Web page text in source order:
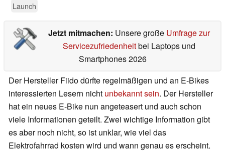
Launch
Jetzt mitmachen: Unsere große Umfrage zur
Servicezufriedenheitbei Laptops und
Smartphones 2026
Der Hersteller Fiido dürfte regelmäßigen und an E-Bikes
interessierten Lesern nicht unbekannt sein. Der Hersteller
hat ein neues E-Bike nun angeteasert und auch schon
viele Informationen geteilt. Zwei wichtige Information gibt
es aber noch nicht, so ist unklar, wie viel das
Elektrofahrrad kosten wird und wann genau es erscheint.